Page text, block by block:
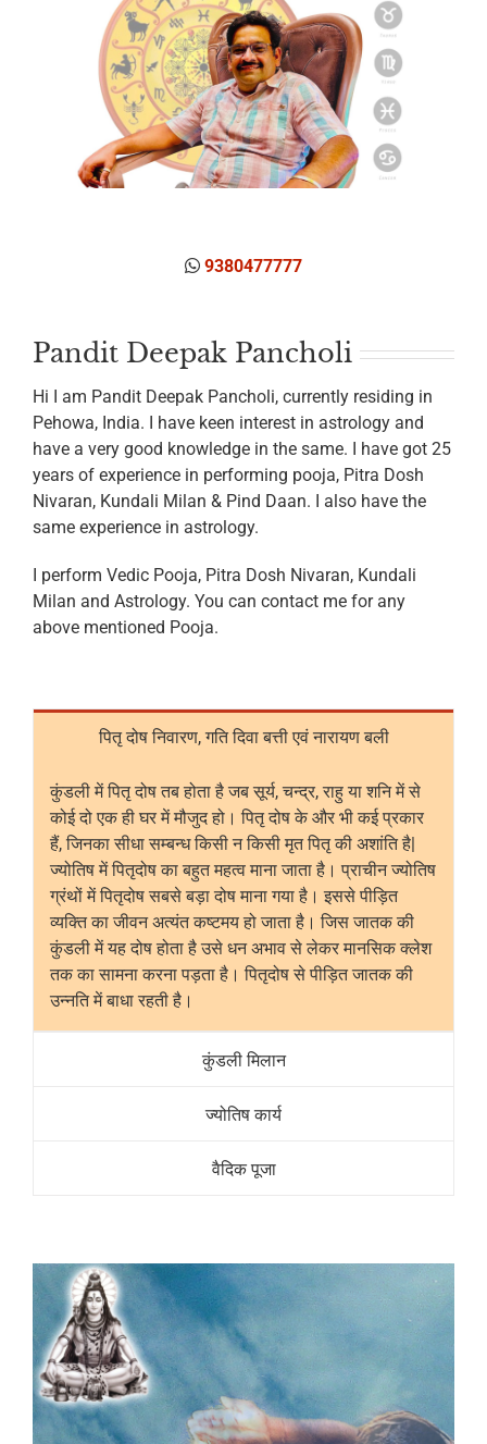
9380477777
Pandit Deepak Pancholi
Hi I am Pandit Deepak Pancholi, currently residing in
Pehowa, India. I have keen interest in astrology and
have a very good knowledge in the same. I have got 25
years of experience in performing pooja, Pitra Dosh
Nivaran, Kundali Milan & Pind Daan. I also have the
same experience in astrology.
I perform Vedic Pooja, Pitra Dosh Nivaran, Kundali
Milan and Astrology. You can contact me for any
above mentioned Pooja.
पितृ दोष निवारण, गति दिवा बत्ती एवं नारायण बली
कुंडली में पितृ दोष तब होता है जब सूर्य, चन्द्र, राहु या शनि में से
कोई दो एक ही घर में मौजुद हो। पितृ दोष के और भी कई प्रकार
हैं, जिनका सीधा सम्बन्ध किसी न किसी मृत पितृ की अशांति है|
ज्योतिष में पितृदोष का बहुत महत्व माना जाता है। प्राचीन ज्योतिष
ग्रंथों में पितृदोष सबसे बड़ा दोष माना गया है। इससे पीड़ित
व्यक्ति का जीवन अत्यंत कष्टमय हो जाता है। जिस जातक की
कुंडली में यह दोष होता है उसे धन अभाव से लेकर मानसिक क्लेश
तक का सामना करना पड़ता है। पितृदोष से पीड़ित जातक की
उन्नति में बाधा रहती है।
कुंडली मिलान
ज्योतिष कार्य
वैदिक पूजा
कुंडली में पितृ दोष तब होता है जब सूर्य, चन्द्र, राहु या शनि
में दो कोई दो एक ही घर में मौजुद हो।ज्योतिष में पितृदोष का
बहुत महत्व माना जाता है।
Read more